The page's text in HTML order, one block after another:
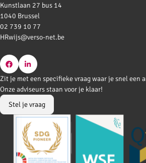
Kunstlaan 27 bus 14
1040 Brussel
02 739 10 77
HRwijs@verso-net.be
Go
to
Facebook
Go
to
LinkedIn
Zit je met een specifieke vraag waar je snel een
Onze adviseurs staan voor je klaar!
Stel je vraag